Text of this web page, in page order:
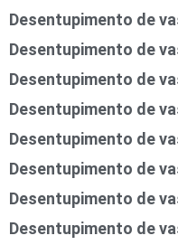
Desentupimento de
Desentupimento de
Desentupimento de
Desentupimento de
Desentupimento de
Desentupimento de
Desentupimento de
Desentupimento de